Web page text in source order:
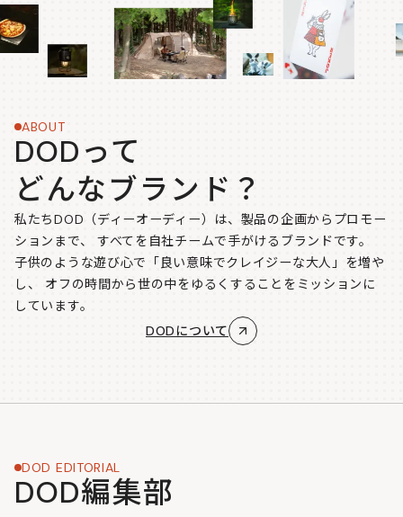
ABOUT
DODって
どんなブランド？
私たちDOD（ディーオーディー）は、製品の企画からプロモー
ションまで、
すべてを自社チームで手がけるブランドです。
子供のような遊び心で「良い意味でクレイジーな大人」を増や
し、
オフの時間から世の中をゆるくすることをミッションに
しています。
DODについて
DOD EDITORIAL
DOD編集部